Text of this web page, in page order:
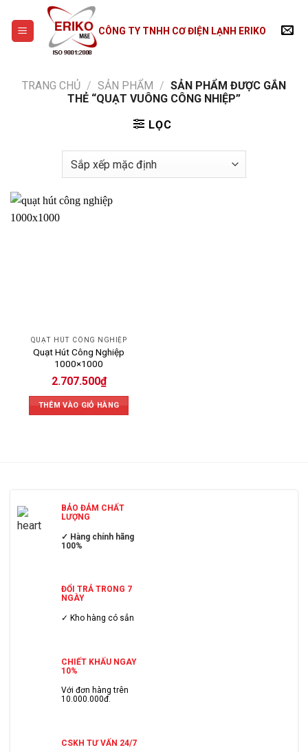
content
CÔNG TY TNHH CƠ ĐIỆN LẠNH ERIKO
TRANG CHỦ / SẢN PHẨM / SẢN PHẨM ĐƯỢC GẮN
THẺ “QUẠT VUÔNG CÔNG NHIỆP”
LỌC
QUẠT HÚT CÔNG NGHIỆP
Quạt Hút Công Nghiệp
1000×1000
2.707.500₫
THÊM VÀO GIỎ HÀNG
BẢO ĐẢM CHẤT
LƯỢNG
✓ Hàng chính hãng
100%
ĐỔI TRẢ TRONG 7
NGÀY
✓ Kho hàng có sẳn
CHIẾT KHẤU NGAY
10%
Với đơn hàng trên
10.000.000đ.
CSKH TƯ VẤN 24/7